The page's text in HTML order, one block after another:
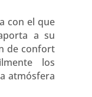
con el que
a su
de confort
los
atmósfera